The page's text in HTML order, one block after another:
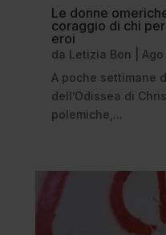
Le donne
coraggio di chi
eroi
da Letizia Bon
A poche settimane
dell’Odissea di
polemiche,...